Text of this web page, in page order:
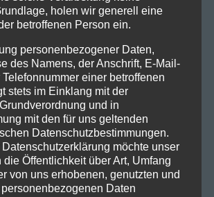
Dortmund
50 23 136
10 769
holen wir generell eine
betroffenen Person ein.
personenbezogener Daten,
des Namens, der Anschrift, E-Mail-
einer betroffenen
stets im Einklang mit der
und in
mit den für uns geltenden
Datenschutzbestimmungen.
möchte unser
die Öffentlichkeit über Art, Umfang
von uns erhobenen, genutzten und
Daten